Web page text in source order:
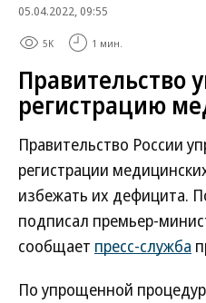
05.04.2022, 09:55
5K 1 мин.
Правительство
регистрацию
Правительство России
регистрации
избежать их дефицита.
подписал премьер-
сообщает пресс-служба
По упрощенной